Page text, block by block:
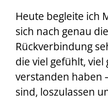
Heute begleite ich
sich nach genau
Rückverbindung
die viel gefühlt, viel
verstanden haben
sind, loszulassen